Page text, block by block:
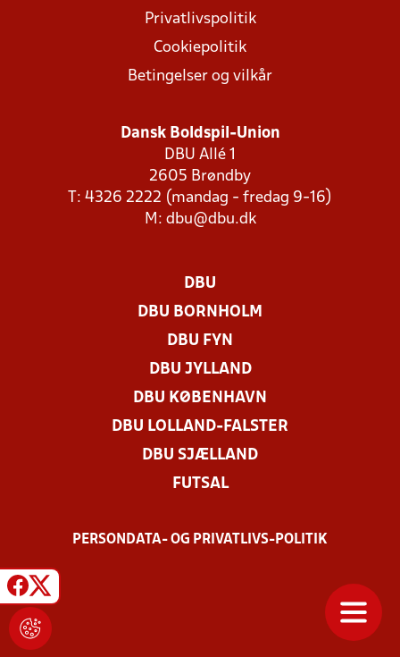
Privatlivspolitik
Cookiepolitik
Betingelser og vilkår
Dansk Boldspil-Union
DBU Allé 1
2605 Brøndby
T: 4326 2222 (mandag - fredag 9-16)
M: dbu@dbu.dk
DBU
DBU BORNHOLM
DBU FYN
DBU JYLLAND
DBU KØBENHAVN
DBU LOLLAND-FALSTER
DBU SJÆLLAND
FUTSAL
PERSONDATA- OG PRIVATLIVS-POLITIK